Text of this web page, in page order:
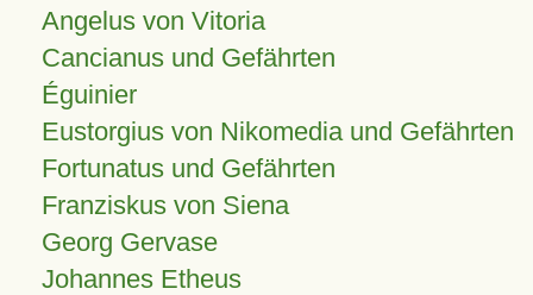
Angelus von Vitoria
Cancianus und Gefährten
Éguinier
Eustorgius von Nikomedia und Gefährten
Fortunatus und Gefährten
Franziskus von Siena
Georg Gervase
Johannes Etheus